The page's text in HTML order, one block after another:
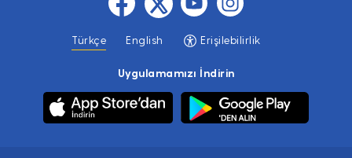
Türkçe English Erişilebilirlik
Uygulamamızı İndirin